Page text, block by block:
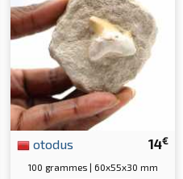
14€
otodus
100 grammes | 60x55x30 mm